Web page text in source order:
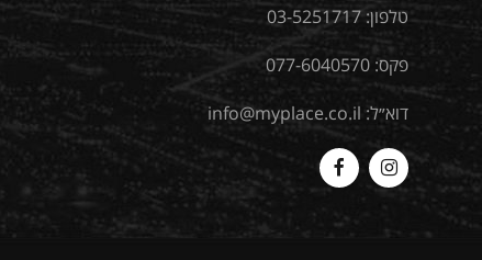
טלפון:03-5251717
פקס: 077-6040570
דוא״ל: info@myplace.co.il
Myplace
MyPlace